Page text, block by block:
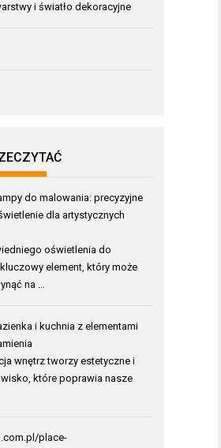
i światło dekoracyjne
do malowania: precyzyjne
dla artystycznych
oświetlenia do
element, który może
na …
i kuchnia z elementami
wnętrz tworzy estetyczne i
które poprawia nasze
place-